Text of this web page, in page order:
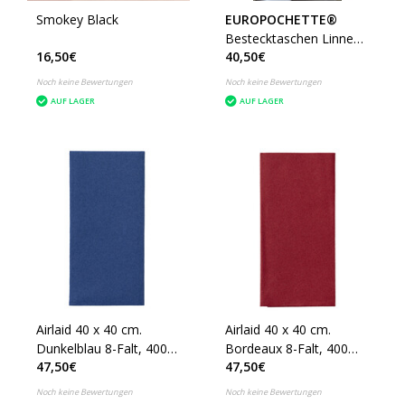
Smokey Black
16,50€
Noch keine Bewertungen
AUF LAGER
EUROPOCHETTE®
Bestecktaschen Linnen
White, 500 Stück
40,50€
Noch keine Bewertungen
AUF LAGER
Airlaid 40 x 40 cm.
Dunkelblau 8-Falt, 400
Stück
47,50€
Noch keine Bewertungen
Airlaid 40 x 40 cm.
Bordeaux 8-Falt, 400
Stück
47,50€
Noch keine Bewertungen